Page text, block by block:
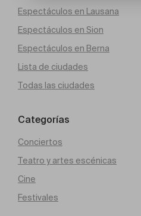
Espectáculos en Lausana
Espectáculos en Sion
Espectáculos en Berna
Lista de ciudades
Todas las ciudades
Categorías
Conciertos
Teatro y artes escénicas
Cine
Festivales